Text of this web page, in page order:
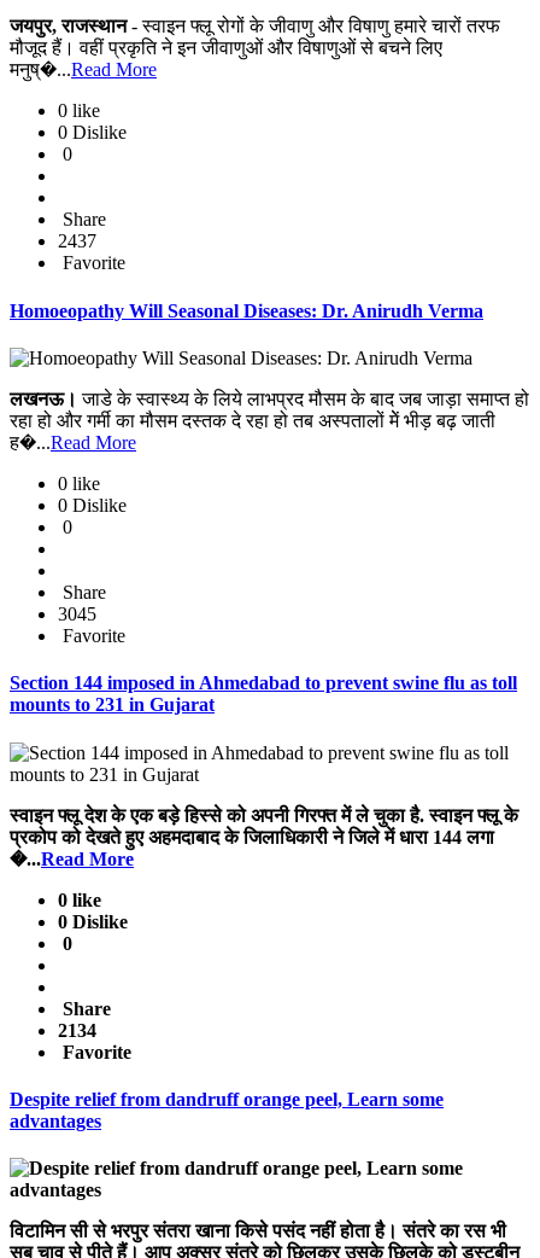
जयपुर, राजस्थान- स्वाइन फ्लू रोगों के जीवाणु और विषाणु हमारे चारों तरफ
मौजूद हैं। वहीं प्रकृति ने इन जीवाणुओं और विषाणुओं से बचने लिए
मनुष्�...Read More
0 like
0 Dislike
0
Share
2437
Favorite
Homoeopathy Will Seasonal Diseases: Dr. Anirudh Verma
लखनऊ। जाडे के स्वास्थ्य के लिये लाभप्रद मौसम के बाद जब जाड़ा समाप्त हो
रहा हो और गर्मी का मौसम दस्तक दे रहा हो तब अस्पतालों मेें भीड़ बढ़ जाती
ह�...Read More
0 like
0 Dislike
0
Share
3045
Favorite
Section 144 imposed in Ahmedabad to prevent swine flu as toll
mounts to 231 in Gujarat
स्वाइन फ्लू देश के एक बड़े हिस्से को अपनी गिरफ्त में ले चुका है. स्वाइन फ्लू के
प्रकोप को देखते हुए अहमदाबाद के जिलाधिकारी ने जिले में धारा 144 लगा
�...Read More
0 like
0 Dislike
0
Share
2134
Favorite
Despite relief from dandruff orange peel, Learn some
advantages
विटामिन सी से भरपुर संतरा खाना किसे पसंद नहीं होता है। संतरे का रस भी
सब चाव से पीते हैं। आप अक्सर संतरे को छिलकर उसके छिलके को डस्टबीन